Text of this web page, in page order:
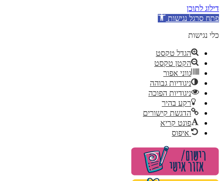
דילוג לתוכן
פתח סרגל נגישות
כלי נגישות
הגדל טקסט
הקטן טקסט
גווני אפור
ניגודיות גבוהה
ניגודיות הפוכה
רקע בהיר
הדגשת קישורים
פונט קריא
איפוס
דלג